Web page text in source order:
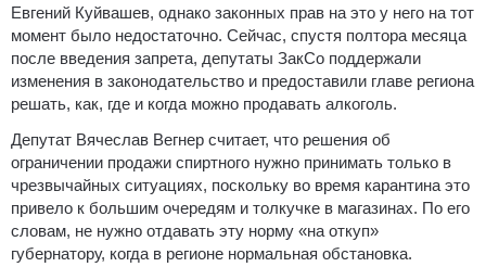
Евгений Куйвашев, однако законных прав на это у него на тот
момент было недостаточно. Сейчас, спустя полтора месяца
после введения запрета, депутаты ЗакСо поддержали
изменения в законодательство и предоставили главе региона
решать, как, где и когда можно продавать алкоголь.
Депутат Вячеслав Вегнер считает, что решения об
ограничении продажи спиртного нужно принимать только в
чрезвычайных ситуациях, поскольку во время карантина это
привело к большим очередям и толкучке в магазинах. По его
словам, не нужно отдавать эту норму «на откуп»
губернатору, когда в регионе нормальная обстановка.